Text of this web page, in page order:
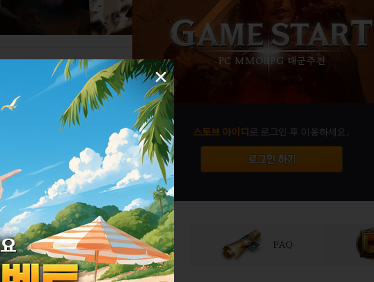
스토브 아이디로 로그인 후 이용하세요.
[ 2026-08-03 ]
[ 2026-05-01 ]
[ 2026-02-13 ]
[ 2026-01-23 ]
×